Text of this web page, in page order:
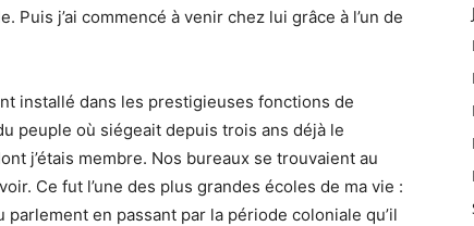
Puis j’ai commencé à venir chez lui grâce à l’un de
installé dans les prestigieuses fonctions de
peuple où siégeait depuis trois ans déjà le
j’étais membre. Nos bureaux se trouvaient au
Ce fut l’une des plus grandes écoles de ma vie :
en passant par la période coloniale qu’il